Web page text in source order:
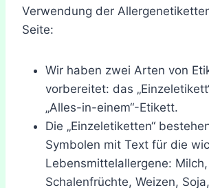
Verwendung der
Seite:
Wir haben zwei Arten von
vorbereitet: das
„Alles-in-einem“-Etikett.
Die „Einzeletiketten“
Symbolen mit Text für die
Lebensmittelallergene:
Schalenfrüchte, Weizen,